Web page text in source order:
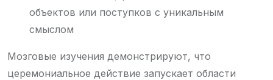
объектов или поступков с уникальным
смыслом
Мозговые изучения демонстрируют, что
церемониальное действие запускает области